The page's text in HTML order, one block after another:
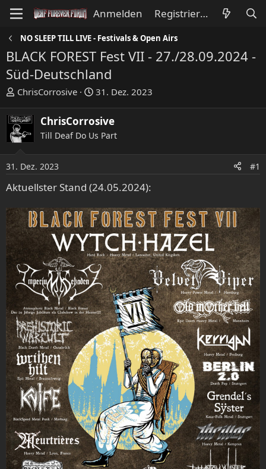
Anmelden Registrieren
NO SLEEP TILL LIVE - Festivals & Open Airs
BLACK FOREST Fest VII - 27./28.09.2024 -
Süd-Deutschland
E
s
t
e
l
r
ChrisCorrosive
E
s
t
e
l
a
31. Dez. 2023
ChrisCorrosive
Till Deaf Do Us Part
31. Dez. 2023 #1
Aktuellster Stand (24.05.2024):